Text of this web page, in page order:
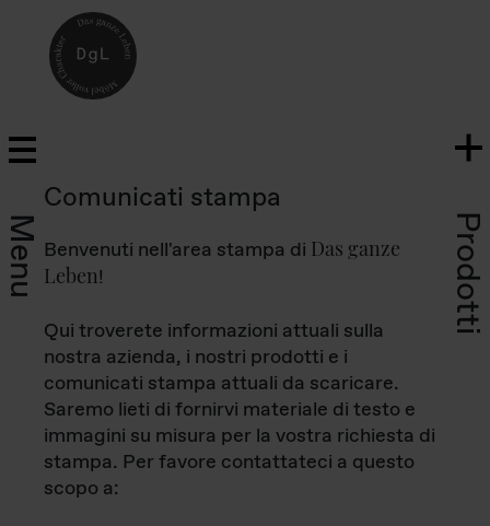
Menu Prodotti
Comunicati stampa
Benvenuti nell'area stampa di Das ganze
Leben!
Qui troverete informazioni attuali sulla
nostra azienda, i nostri prodotti e i
comunicati stampa attuali da scaricare.
Saremo lieti di fornirvi materiale di testo e
immagini su misura per la vostra richiesta di
stampa. Per favore contattateci a questo
scopo a: